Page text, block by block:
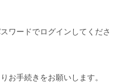
ワードでログインしてくださ
お手続きをお願いします。